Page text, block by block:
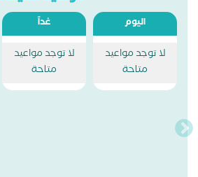
اليوم
لا توجد مواعيد
متاحة
غداً
لا توجد مواعيد
متاحة